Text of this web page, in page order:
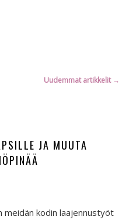
Uudemmat artikkelit →
JA MUUTA
meidän kodin laajennustyöt